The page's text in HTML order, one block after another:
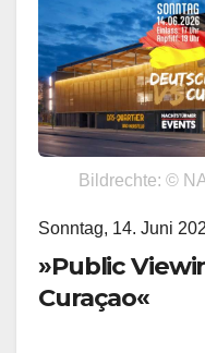
Bildrechte: ©
Sonntag, 14. Juni
»Public
Curaçao«